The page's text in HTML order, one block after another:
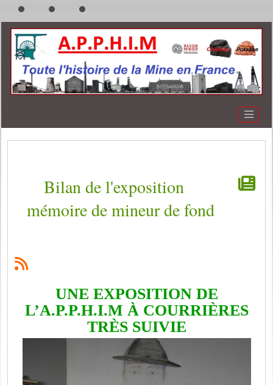
Bilan de l'exposition
mémoire de mineur de fond
UNE EXPOSITION DE
L’A.P.P.H.I.M À COURRIÈRES
TRÈS SUIVIE